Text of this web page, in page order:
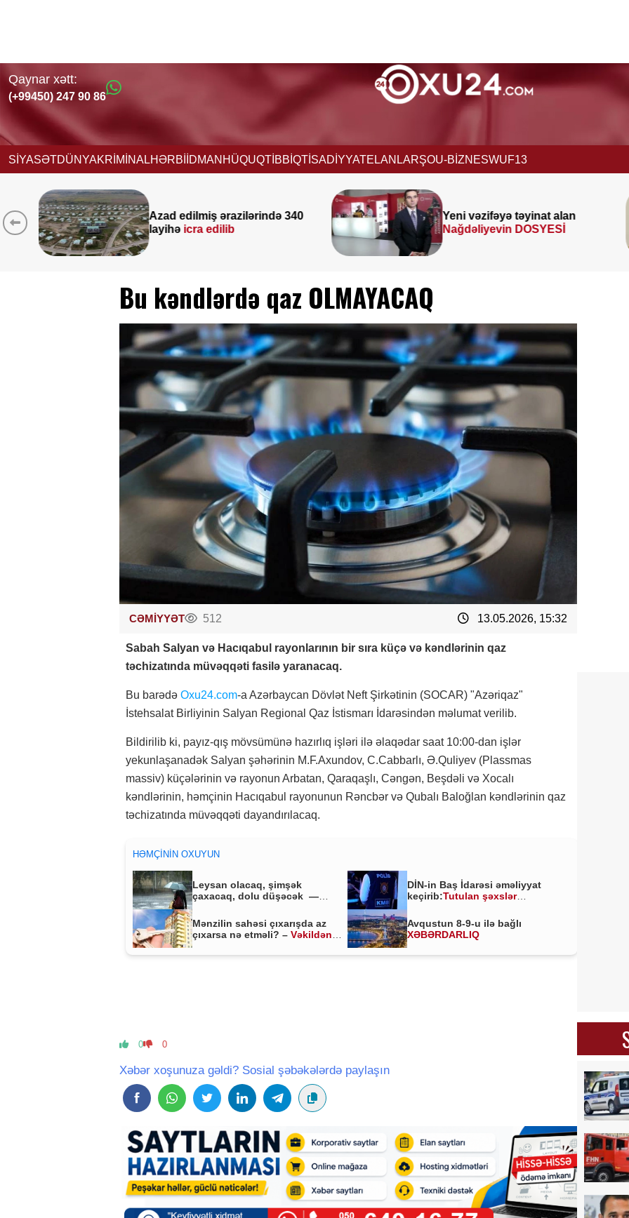
Qaynar xətt:
(+99450) 247 90 86
SİYASƏTDÜNYAKRİMİNAL HƏRBİİDMANHÜQUQTİBBİQTİSADİYYATELANLARŞOU-BİZNESWUF13
340
Yeni vəzifəyə təyinat alan
Nağdəliyevin DOSYESİ
PrezidentSƏRƏNCAM
İMZALADI
Bu kəndlərdə qaz OLMAYACAQ
CƏMİYYƏT 512 13.05.2026, 15:32
Sabah Salyan və Hacıqabul rayonlarının bir sıra küçə və kəndlərinin qaz
təchizatında müvəqqəti fasilə yaranacaq.
Bu barədəOxu24.com-a Azərbaycan Dövlət Neft Şirkətinin (SOCAR) "Azəriqaz"
İstehsalat Birliyinin Salyan Regional Qaz İstismarı İdarəsindən məlumat verilib.
Bildirilib ki, payız-qış mövsümünə hazırlıq işləri ilə əlaqədar saat 10:00-dan işlər
yekunlaşanadək Salyan şəhərinin M.F.Axundov, C.Cabbarlı, Ə.Quliyev (Plassmas
massiv) küçələrinin və rayonun Arbatan, Qaraqaşlı, Cəngən, Beşdəli və Xocalı
kəndlərinin, həmçinin Hacıqabul rayonunun Rəncbər və Qubalı Baloğlan kəndlərinin qaz
təchizatında müvəqqəti dayandırılacaq.
HƏMÇININ OXUYUN
Leysan olacaq, şimşək
çaxacaq, dolu düşəcək —
DİN-in Baş İdarəsi əməliyyat
keçirib:Tutulan şəxslər
Mənzilin sahəsi çıxarışda az
çıxarsa nə etməli? –Vəkildən
Avqustun 8-9-u ilə bağlı
XƏBƏRDARLIQ
0 0
Xəbər xoşunuza gəldi? Sosial şəbəkələrdə paylaşın